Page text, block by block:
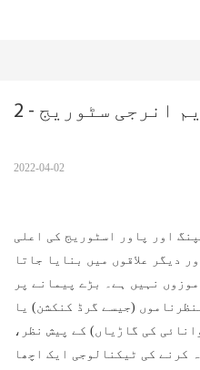
انرجی سٹوریج - 2
2022-04-02
اور پاور اسٹوریج کی اعلی
دیگر علاقوں میں بنایا جاتا
نہیں ہے۔ بڑے پیمانے پر
(جیسے گرڈ کنکشن) یا
کی گاڑیاں) کے پیش نظر،
کرنے کی ٹیکنالوجی ایک اچھا